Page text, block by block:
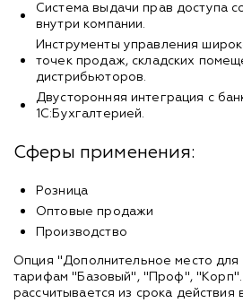
Система выдачи прав доступа
внутри компании.
Инструменты управления
точек продаж, складских
дистрибьюторов.
Двусторонняя интеграция с
1С:Бухгалтерией.
Сферы применения:
Розница
Оптовые продажи
Производство
Опция "Дополнительное место
тарифам "Базовый", "Проф", "Корп".
рассчитывается из срока действия